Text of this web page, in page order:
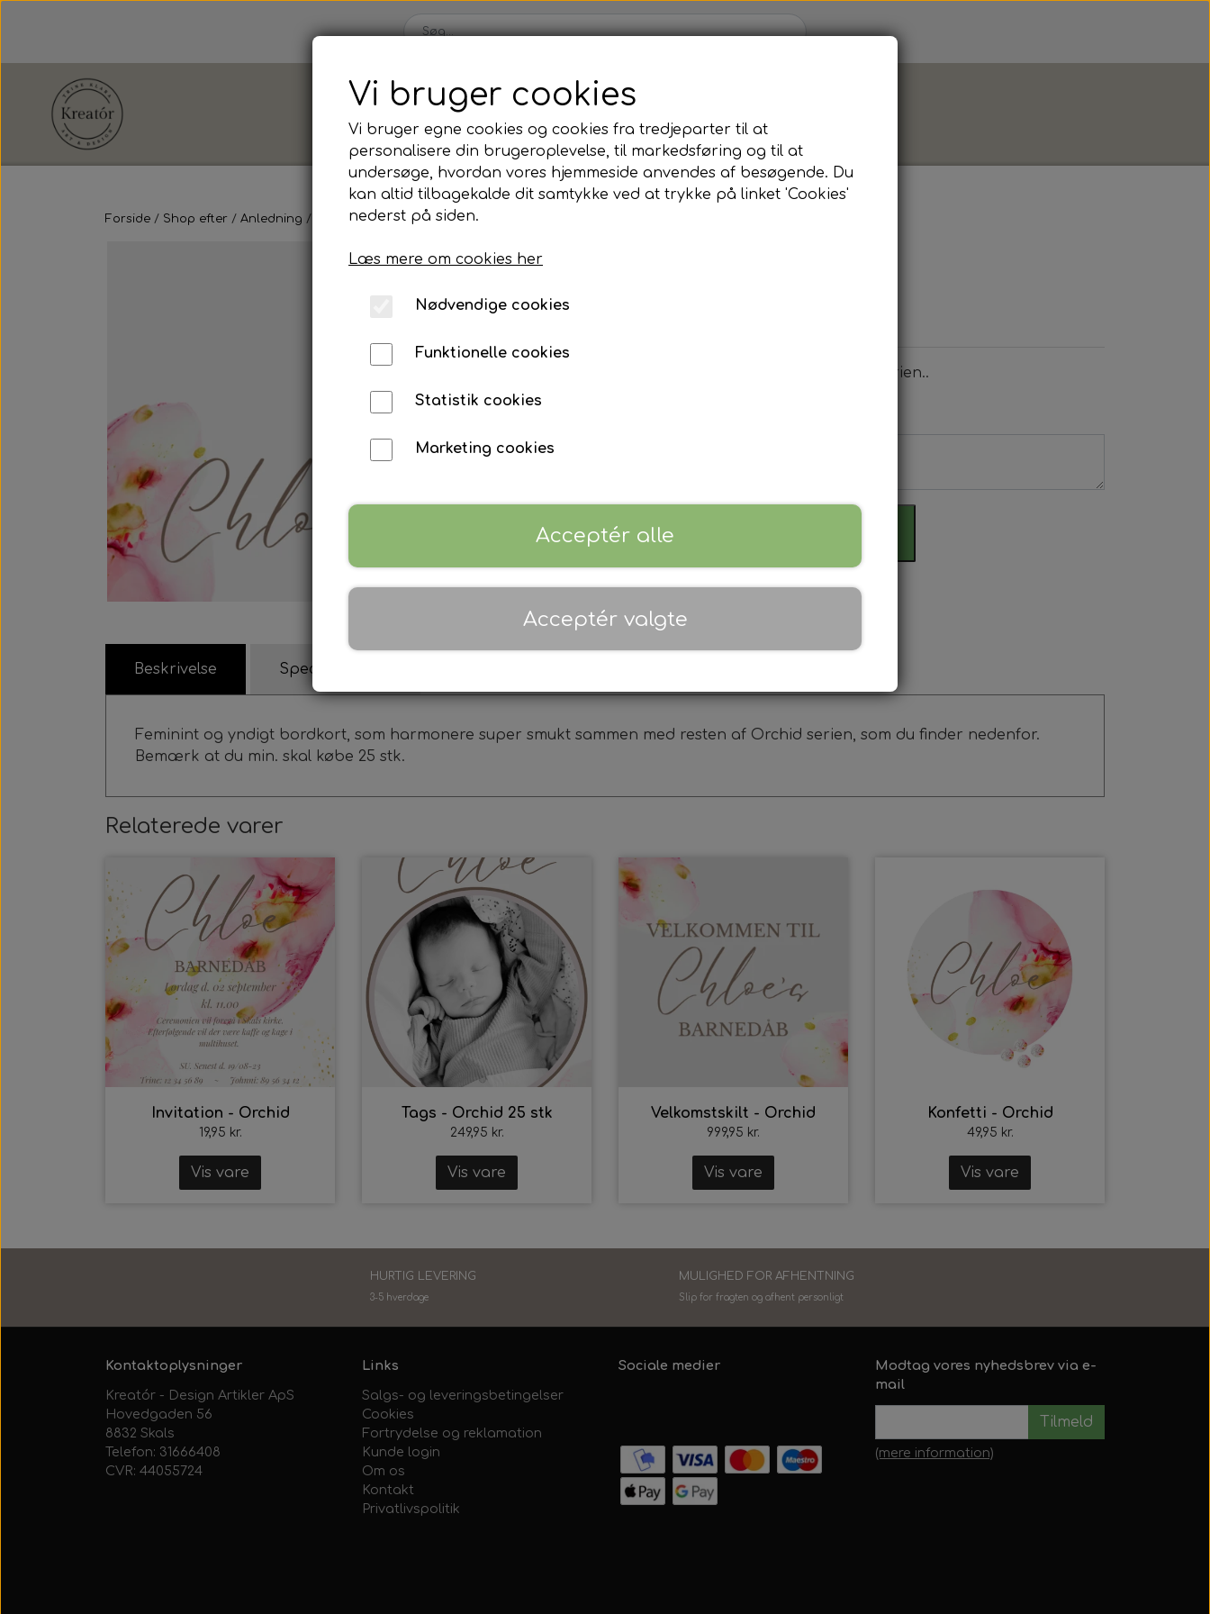
Forside Shop efter Anledning Barnedåb Bordkort - Orchid
Bordkort - Orchid
19,95 kr.
Dæk jeres bord smukt, med disse fine bordkort fra Orchid serien..
+
Beskrivelse Specifikationer
Feminint og yndigt bordkort, som harmonere super smukt sammen med resten af Orchid serien, som du finder nedenfor.
Bemærk at du min. skal købe 25 stk.
Relaterede varer
Invitation - Orchid
19,95 kr.
Vis vare
Tags - Orchid 25 stk
249,95 kr.
Vis vare
Velkomstskilt - Orchid
999,95 kr.
Vis vare
Konfetti - Orchid
49,95 kr.
Vis vare
HURTIG LEVERING
3-5 hverdage
MULIGHED FOR AFHENTNING
Slip for fragten og afhent personligt
Kontaktoplysninger
Kreatór - Design Artikler ApS
Hovedgaden 56
8832 Skals
Telefon: 31666408
CVR: 44055724
Links
Salgs- og leveringsbetingelser
Cookies
Fortrydelse og reklamation
Kunde login
Om os
Kontakt
Privatlivspolitik
Sociale medier
Modtag vores nyhedsbrev via e-
mail
Tilmeld
(mere information)
Vi bruger cookies
Vi bruger egne cookies og cookies fra tredjeparter til at
personalisere din brugeroplevelse, til markedsføring og til at
undersøge, hvordan vores hjemmeside anvendes af besøgende. Du
kan altid tilbagekalde dit samtykke ved at trykke på linket 'Cookies'
nederst på siden.
Læs mere om cookies her
Nødvendige cookies
Funktionelle cookies
Statistik cookies
Marketing cookies
Acceptér alle
Acceptér valgte